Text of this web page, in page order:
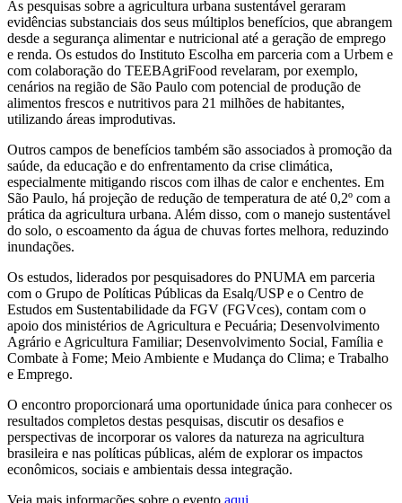
As pesquisas sobre a agricultura urbana sustentável geraram
evidências substanciais dos seus múltiplos benefícios, que abrangem
desde a segurança alimentar e nutricional até a geração de emprego
e renda. Os estudos do Instituto Escolha em parceria com a Urbem e
com colaboração do TEEBAgriFood revelaram, por exemplo,
cenários na região de São Paulo com potencial de produção de
alimentos frescos e nutritivos para 21 milhões de habitantes,
utilizando áreas improdutivas.
Outros campos de benefícios também são associados à promoção da
saúde, da educação e do enfrentamento da crise climática,
especialmente mitigando riscos com ilhas de calor e enchentes. Em
São Paulo, há projeção de redução de temperatura de até 0,2º com a
prática da agricultura urbana. Além disso, com o manejo sustentável
do solo, o escoamento da água de chuvas fortes melhora, reduzindo
inundações.
Os estudos, liderados por pesquisadores do PNUMA em parceria
com o Grupo de Políticas Públicas da Esalq/USP e o Centro de
Estudos em Sustentabilidade da FGV (FGVces), contam com o
apoio dos ministérios de Agricultura e Pecuária; Desenvolvimento
Agrário e Agricultura Familiar; Desenvolvimento Social, Família e
Combate à Fome; Meio Ambiente e Mudança do Clima; e Trabalho
e Emprego.
O encontro proporcionará uma oportunidade única para conhecer os
resultados completos destas pesquisas, discutir os desafios e
perspectivas de incorporar os valores da natureza na agricultura
brasileira e nas políticas públicas, além de explorar os impactos
econômicos, sociais e ambientais dessa integração.
Veja mais informações sobre o evento aqui.